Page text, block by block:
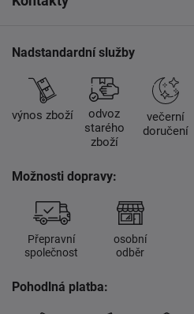
Nadstandardní služby
výnos zboží
odvoz
starého
zboží
večerní
doručení
Možnosti dopravy:
Přepravní
společnost
osobní
odběr
Pohodlná platba: